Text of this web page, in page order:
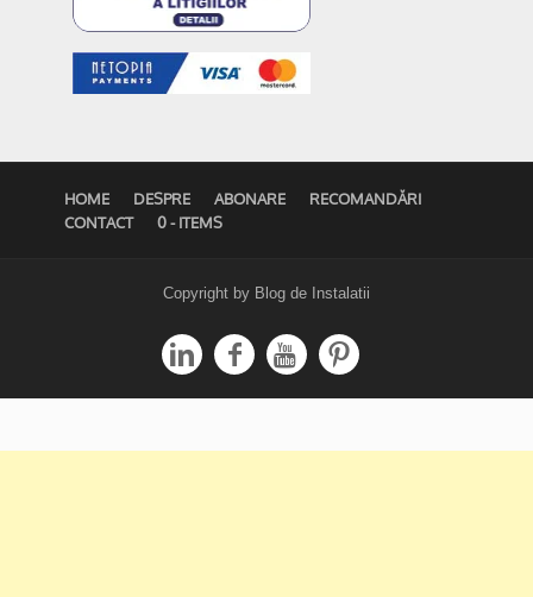
HOME DESPRE ABONARE
RECOMANDĂRI
CONTACT
0 - ITEMS
Copyright by Blog de Instalatii
   